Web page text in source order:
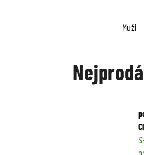
Muži